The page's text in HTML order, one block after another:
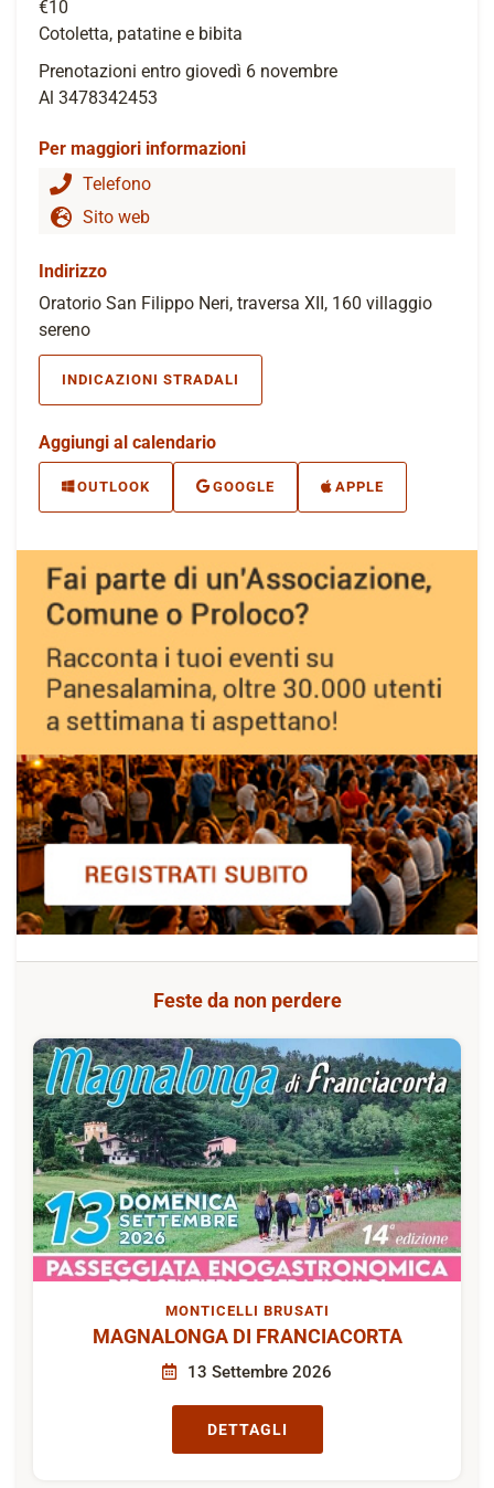
€10
Cotoletta, patatine e bibita
Prenotazioni entro giovedì 6 novembre
Al 3478342453
Per maggiori informazioni
Telefono
Sito web
Indirizzo
Oratorio San Filippo Neri, traversa XII, 160 villaggio
sereno
INDICAZIONI STRADALI
Aggiungi al calendario
OUTLOOK GOOGLE APPLE
Feste da non perdere
MONTICELLI BRUSATI
MAGNALONGA DI FRANCIACORTA
13 Settembre 2026
DETTAGLI